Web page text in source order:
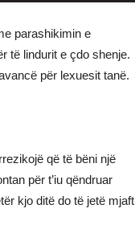
parashikimin e
të lindurit e çdo shenje.
për lexuesit tanë.
që të bëni një
për t’iu qëndruar
kjo ditë do të jetë mjaft